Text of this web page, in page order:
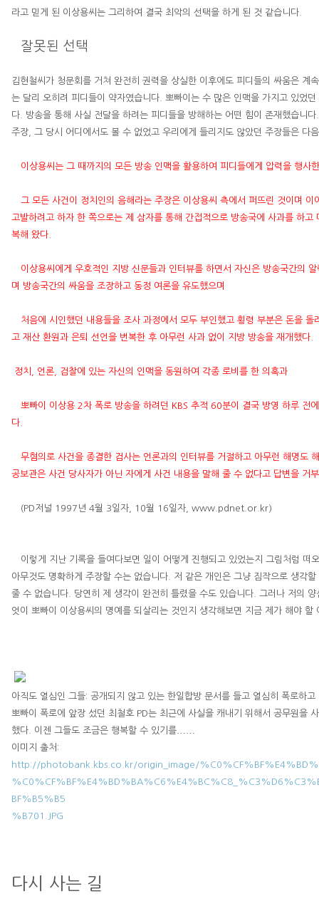
라고 믿게 된 이상용씨는 그리하여 결국 최악의 선택을 하게 된 것 같습니다
잘못된 선택
김현철씨가 청문회를 거쳐 완전히 권력을 상실한 이후에도 피디들의 싸움은 계
는 달리 오히려 피디들이 약자였습니다
뽀빠이는 수 많은 인맥을 가지고 있었
다
방송을 통해 사실 전달을 하려는 피디들을 방해하는 어떤 힘이 존재했습니다
주장
그 당시 어디에서도 볼 수 없었고 우리에게 들리지도 않았던 주장들은 다
이상용씨는 그 때까지의 모든 방송 인맥을 활용하여 피디들에게 압력을 행사
그 모든 사건이 정치인의 음해라는 주장은 이상용씨 측에서 퍼뜨린 것이며 이
고발하려고 하자 한 쪽으로는 제 삼자를 통해 간접적으로 방송국에 사과를 하고
복해 왔다
이상용씨에게 우호적인 지방 신문들과 인터뷰를 하면서 자신은 방송국간의
며 방송국간의 싸움을 조장하고 동정 여론을 유도했으며
처음에 시인했던 내용들을 조사 과정에서 모두 부인했고 횡령 부분은 돈을 돌
고 재산 환원과 은퇴 선언을 번복한 후 아무런 사과 없이 지방 방송을 재개했다
정치 언론 검찰에 있는 자신의 인맥을 동원하여 각종 로비를 한 의혹과
뽀빠이 이상용 2차 폭로 방송을 하려던 KBS 추적 60분이 결국 방영 하루 전
다
무혐의로 사건을 종결한 검사는 언론과의 인터뷰를 거절하고 아무런 해명도
공보관은 사건 당사자가 아닌 자에게 사건 내용을 말해 줄 수 없다고 답변을 거
(PD저널 1997 년 4월 3일자, 10월 16일자 , www.pdnet.or.kr)
이렇게 지난 기록을 들여다보면 일이 어떻게 진행되고 있었는지 그림처럼 떠
아무것도 명확하게 주장할 수는 없습니다
저 같은 개인은 그냥 짐작으로 생각
줄 수 없습니다
당연히 제 생각이 완전히 틀렸을 수도 있습니다
그러나 저의 양
엇이 뽀빠이 이상용씨의 명예를 되살리는 것인지 생각해보면 지금 제가 해야 할
아직도 열심인 그들: 공개되지 않고 있는 한일합방 문서를 들고 열심히 폭로하
뽀빠이 폭로에 앞장 섰던 최철호 PD는 최근에 사실을 캐내기 위해서 공무원을
했다
이젠 그들도 조금은 행복할 수 있기를……
이미지 출처 :
http://photobank.kbs.co.kr/origin_image/
BF%B5%B5
%B701.JPG
다시 사는 길